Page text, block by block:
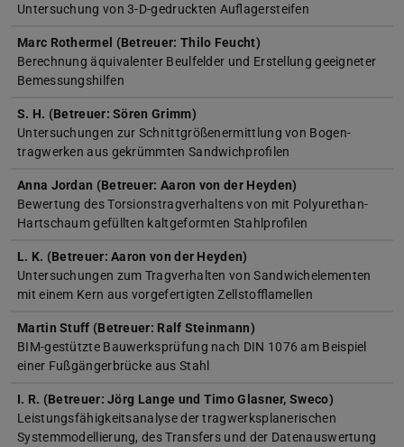
Untersuchung von 3-D-gedruckten Auflagersteifen
Marc Rothermel (Betreuer: Thilo Feucht)
Berechnung äquivalenter Beulfelder und Erstellung geeigneter
Bemessungshilfen
S. H. (Betreuer: Sören Grimm)
Untersuchungen zur Schnittgrößenermittlung von Bogen-
tragwerken aus gekrümmten Sandwichprofilen
Anna Jordan (Betreuer: Aaron von der Heyden)
Bewertung des Torsionstragverhaltens von mit Polyurethan-
Hartschaum gefüllten kaltgeformten Stahlprofilen
L. K. (Betreuer: Aaron von der Heyden)
Untersuchungen zum Tragverhalten von Sandwichelementen
mit einem Kern aus vorgefertigten Zellstofflamellen
Martin Stuff (Betreuer: Ralf Steinmann)
BIM-gestützte Bauwerksprüfung nach DIN 1076 am Beispiel
einer Fußgängerbrücke aus Stahl
I. R. (Betreuer: Jörg Lange und Timo Glasner, Sweco)
Leistungsfähigkeitsanalyse der tragwerksplanerischen
Systemmodellierung, des Transfers und der Datenauswertung